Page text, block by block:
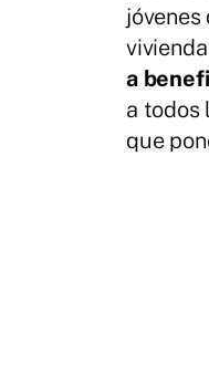
a
a todos
que